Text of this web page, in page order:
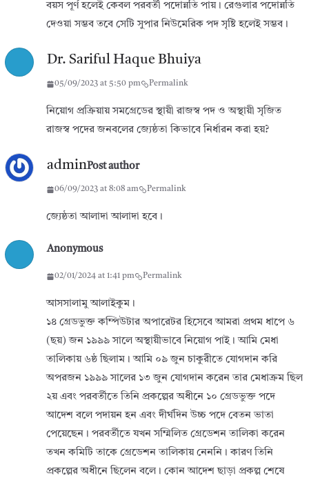
বয়স পূর্ণ হলেই কেবল পরবর্তী পদোন্নতি পায়। রেগুলার পদোন্নতি
দেওয়া সম্ভব তবে সেটি সুপার নিউমেরিক পদ সৃষ্টি হলেই সম্ভব।
Dr. Sariful Haque Bhuiya
05/09/2023 at 5:50 pm Permalink
নিয়োগ প্রক্রিয়ায় সমগ্রেডের স্থায়ী রাজস্ব পদ ও অস্থায়ী সৃজিত
রাজস্ব পদের জনবলের জ্যেষ্ঠতা কিভাবে নির্ধারন করা হয়?
adminPost author
06/09/2023 at 8:08 am Permalink
জ্যেষ্ঠতা আলাদা আলাদা হবে।
Anonymous
02/01/2024 at 1:41 pm Permalink
আসসালামু আলাইকুম।
১৪ গ্রেডভুক্ত কম্পিউটার অপারেটর হিসেবে আমরা প্রথম ধাপে ৬
(ছয়) জন ১৯৯৯ সালে অস্থায়ীভাবে নিয়োগ পাই। আমি মেধা
তালিকায় ৬ষ্ঠ ছিলাম। আমি ০৯ জুন চাকুরীতে যোগদান করি
অপরজন ১৯৯৯ সালের ১৩ জুন যোগদান করেন তার মেধাক্রম ছিল
২য় এবং পরবর্তীতে তিনি প্রকল্পের অধীনে ১০ গ্রেডভুক্ত পদে
আদেশ বলে পদায়ন হন এবং দীর্ঘদিন উচ্চ পদে বেতন ভাতা
পেয়েছেন। পরবর্তীতে যখন সম্মিলিত গ্রেডেশন তালিকা করেন
তখন কমিটি তাকে গ্রেডেশন তালিকায় নেননি। কারণ তিনি
প্রকল্পের অধীনে ছিলেন বলে। কোন আদেশ ছাড়া প্রকল্প শেষে